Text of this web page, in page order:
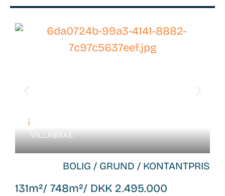
WB-
VILLA /FAXE
BOLIG / GRUND / KONTANTPRIS
131m²/ 748m²/ DKK 2.495.000